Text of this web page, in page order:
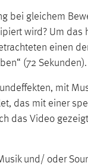
bei gleichem
wird? Um das
einen
(72 Sekunden).
mit
das mit einer
das Video
und/ oder